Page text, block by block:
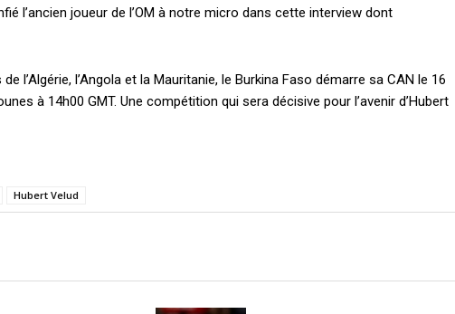
l’ancien joueur de l’OM à notre micro dans cette interview dont
l’Algérie, l’Angola et la Mauritanie, le Burkina Faso démarre sa CAN le 16
à 14h00 GMT. Une compétition qui sera décisive pour l’avenir d’Hubert
Hubert Velud